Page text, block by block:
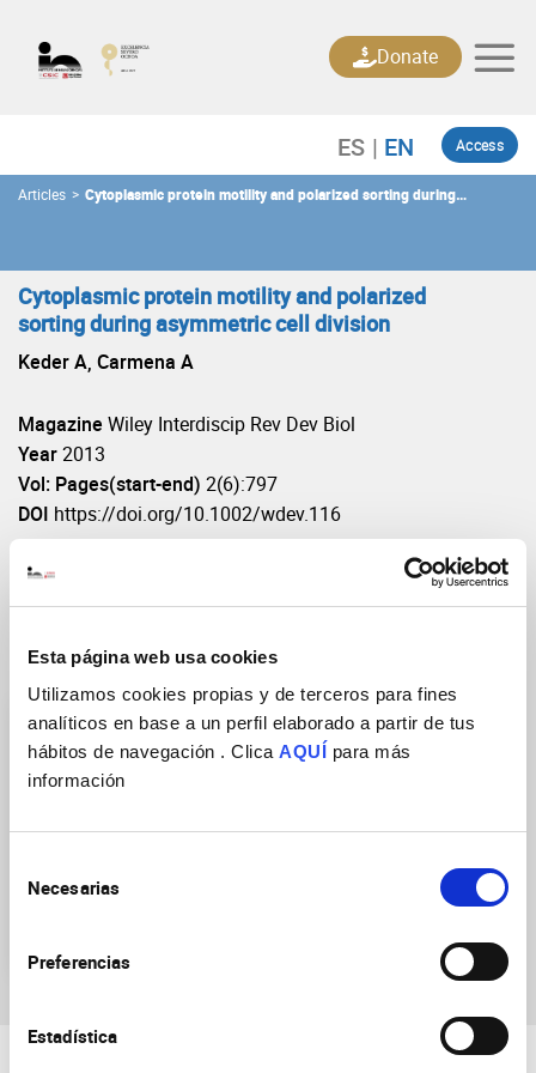
Esta página web usa cookies
Utilizamos cookies propias y de terceros para fines
analíticos en base a un perfil elaborado a partir de tus
hábitos de navegación . Clica AQUÍ para más
información
Necesarias
Preferencias
Estadística
content
Access
Donate
Articles > Cytoplasmic protein motility and polarized sorting during
Cytoplasmic protein motility and polarized
sorting during asymmetric cell division
Keder A, Carmena A
Magazine Wiley Interdiscip Rev Dev Biol
Year2013
Vol: Pages(start-end) 2(6):797
DOI https://doi.org/10.1002/wdev.116
Research Groups
neural stem cells in